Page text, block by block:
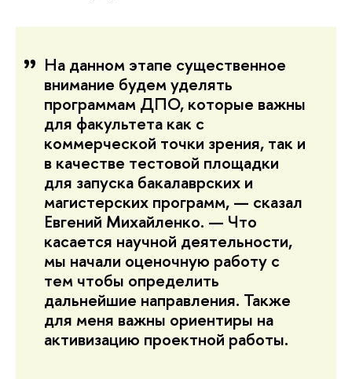
На данном этапе существенное
внимание будем уделять
программам ДПО, которые важны
для факультета как с
коммерческой точки зрения, так и
в качестве тестовой площадки
для запуска бакалаврских и
магистерских программ, — сказал
Евгений Михайленко. — Что
касается научной деятельности,
мы начали оценочную работу с
тем чтобы определить
дальнейшие направления. Также
для меня важны ориентиры на
активизацию проектной работы.